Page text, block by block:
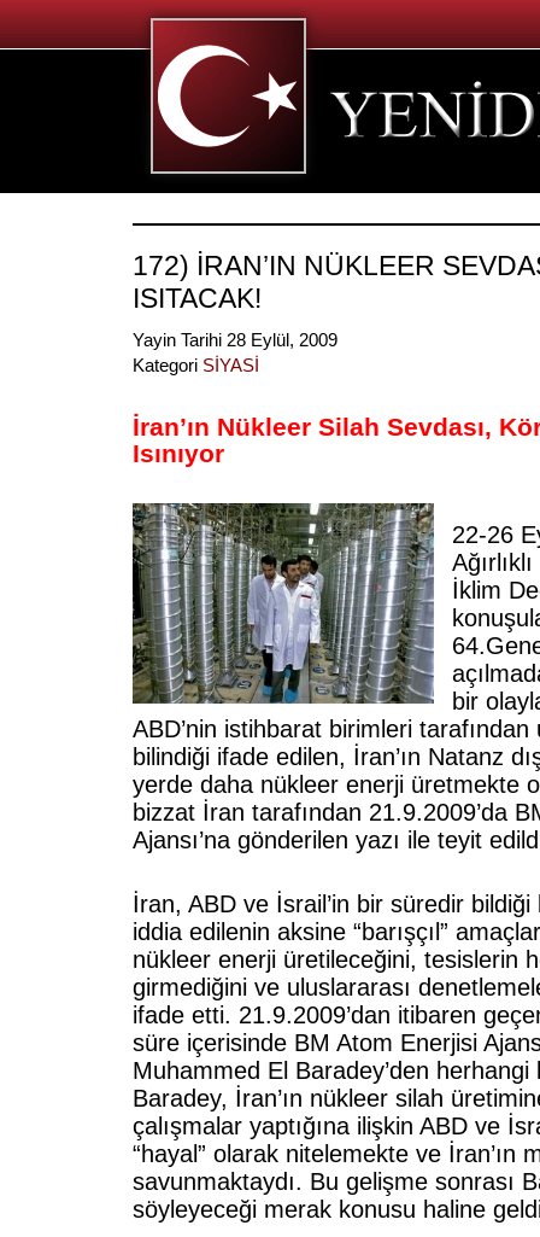
172) İRAN’IN NÜKLEER
ISITACAK!
Yayin Tarihi 28 Eylül, 2009
Kategori SİYASİ
İran’ın Nükleer Silah Sevdası,
Isınıyor
22-26
İklim
bir
ABD’nin istihbarat birimleri
bilindiği ifade edilen, İran’ın Natanz
yerde daha nükleer enerji üretmekte
bizzat İran tarafından 21.9.2009’da
Ajansı’na gönderilen yazı ile teyit
İran, ABD ve İsrail’in bir süredir
iddia edilenin aksine “barışçıl”
nükleer enerji üretileceğini, tesislerin
girmediğini ve uluslararası
ifade etti. 21.9.2009’dan itibaren
süre içerisinde BM Atom Enerjisi
Muhammed El Baradey’den herhangi
Baradey, İran’ın nükleer silah
çalışmalar yaptığına ilişkin ABD ve
“hayal” olarak nitelemekte ve İran’ın
savunmaktaydı. Bu gelişme sonrası
söyleyeceği merak konusu haline